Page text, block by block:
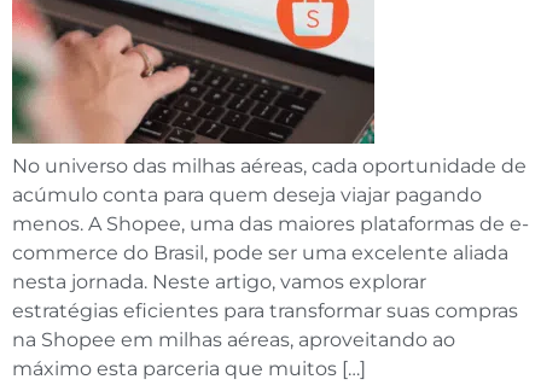
No universo das milhas aéreas, cada oportunidade de
acúmulo conta para quem deseja viajar pagando
menos. A Shopee, uma das maiores plataformas de e-
commerce do Brasil, pode ser uma excelente aliada
nesta jornada. Neste artigo, vamos explorar
estratégias eficientes para transformar suas compras
na Shopee em milhas aéreas, aproveitando ao
máximo esta parceria que muitos […]